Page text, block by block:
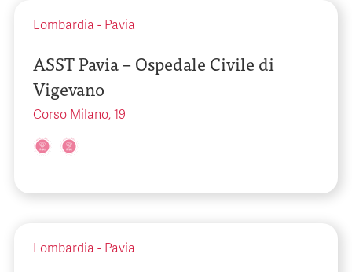
Lombardia - Pavia
ASST Pavia – Ospedale Civile di
Vigevano
Corso Milano, 19
Lombardia - Pavia